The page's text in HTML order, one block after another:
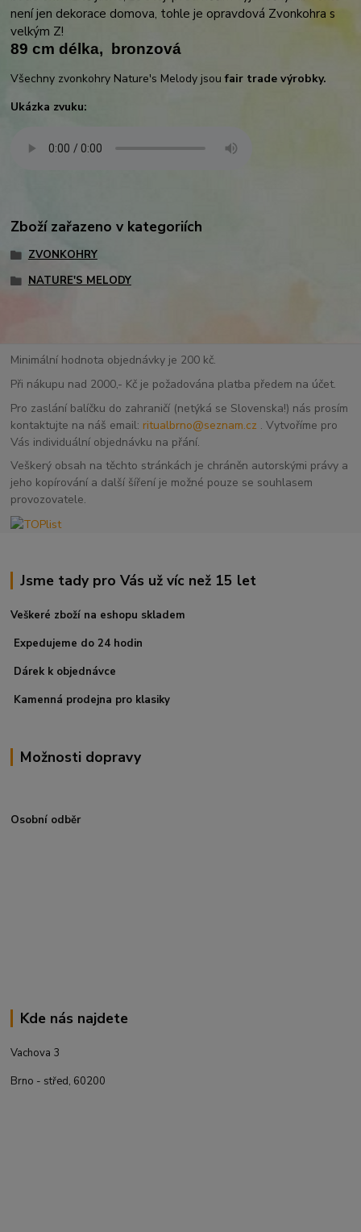
není jen dekorace domova, tohle je opravdová Zvonkohra s
velkým Z!
89 cm délka, bronzová
Všechny zvonkohry Nature's Melody jsoufair trade výrobky.
Ukázka zvuku:
Zboží zařazeno v kategoriích
ZVONKOHRY
NATURE'S MELODY
Minimální hodnota objednávky je 200 kč.
Při nákupu nad 2000,- Kč je požadována platba předem na účet.
Pro zaslání balíčku do zahraničí (netýká se Slovenska!) nás prosím
kontaktujte na náš email: ritualbrno@seznam.cz . Vytvoříme pro
Vás individuální objednávku na přání.
Veškerý obsah na těchto stránkách je chráněn autorskými právy a
jeho kopírování a další šíření je možné pouze se souhlasem
provozovatele.
Jsme tady pro Vás už víc než 15 let
Veškeré zboží na eshopu skladem
Expedujeme do 24 hodin
Dárek k objednávce
Kamenná prodejna pro klasiky
Možnosti dopravy
Osobní odběr
Kde nás najdete
Vachova 3
Brno - střed, 60200